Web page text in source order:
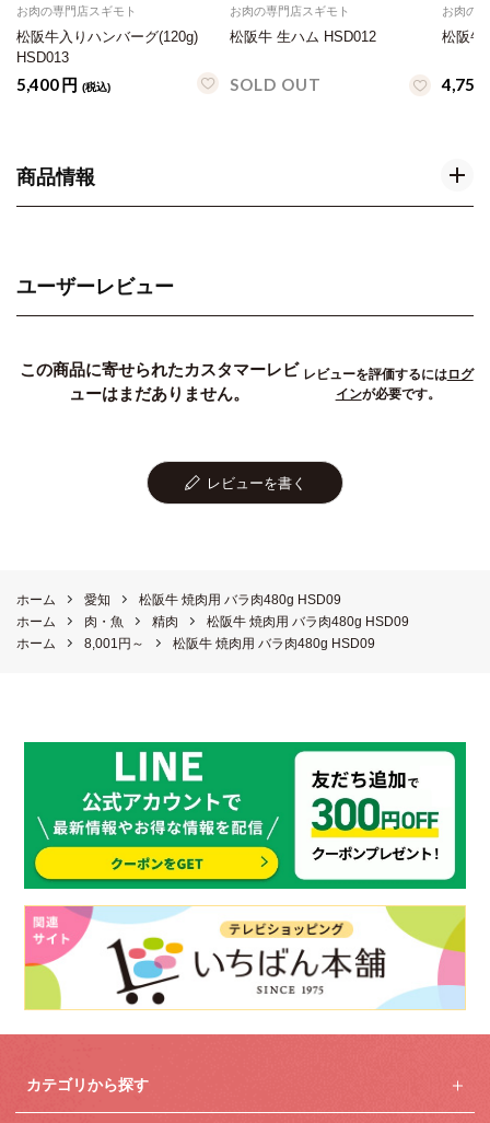
お肉の専門店スギモト
松阪牛入りハンバーグ(120g)
HSD013
5,400 円 (税込)
お肉の専門店スギモト
松阪牛 生ハム HSD012
SOLD OUT
お肉の
松阪牛
4,752
商品情報
ユーザーレビュー
この商品に寄せられたカスタマーレビ
ューはまだありません。
レビューを評価するにはログ
インが必要です。
レビューを書く
ホーム 愛知
松阪牛 焼肉用 バラ肉480g HSD09
ホーム
肉・魚 精肉
松阪牛 焼肉用 バラ肉480g HSD09
ホーム
8,001円～ 松阪牛 焼肉用 バラ肉480g HSD09
カテゴリから探す